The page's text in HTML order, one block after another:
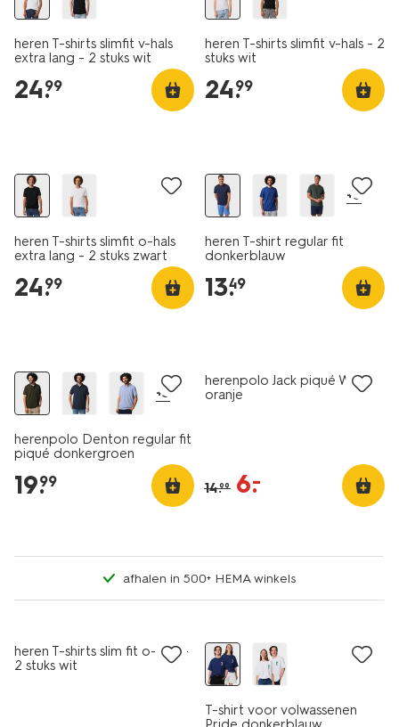
heren T-shirts slimfit v-hals
extra lang - 2 stuks wit
24.
99
heren T-shirts slimfit v-hals - 2
stuks wit
24.
99
heren T-shirts slimfit o-hals
extra lang - 2 stuks zwart
24.
99
+5
heren T-shirt regular fit
donkerblauw
13.
49
+3
herenpolo Denton regular fit
piqué donkergroen
19.
99
herenpolo Jack piqué WK
oranje
14.99 6.
–
afhalen in 500+ HEMA winkels
heren T-shirts slim fit o-hals -
2 stuks wit
T-shirt voor volwassenen